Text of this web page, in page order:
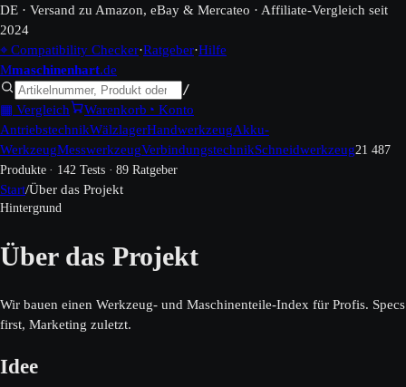
DE · Versand zu Amazon, eBay & Mercateo · Affiliate-Vergleich seit
2024
⌖ Compatibility Checker·Ratgeber·Hilfe
Mmaschinenhart.de
/
▦ Vergleich Warenkorb ◔ Konto
AntriebstechnikWälzlagerHandwerkzeugAkku-
WerkzeugMesswerkzeugVerbindungstechnikSchneidwerkzeug21 487
Produkte · 142 Tests · 89 Ratgeber
Start/Über das Projekt
Hintergrund
Über das Projekt
Wir bauen einen Werkzeug- und Maschinenteile-Index für Profis. Specs
first, Marketing zuletzt.
Idee